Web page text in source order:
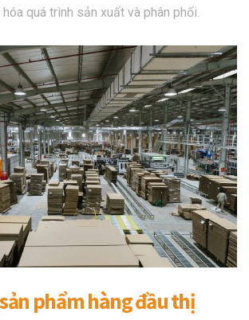
quá trình sản xuất và phân phối.
phẩm hàng đầu thị